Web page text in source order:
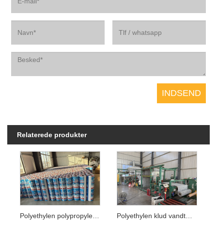
Relaterede produkter
Polyethylen polypropylenmembranproduktionslinjeudstyr